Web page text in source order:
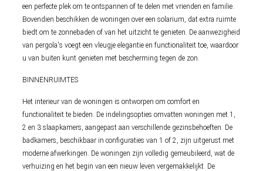
een perfecte plek om te ontspannen of te delen met vrienden en familie.
Bovendien beschikken de woningen over een solarium, dat extra ruimte
biedt om te zonnebaden of van het uitzicht te genieten. De aanwezigheid
van pergola's voegt een vleugje elegantie en functionaliteit toe, waardoor
u van buiten kunt genieten met bescherming tegen de zon.
BINNENRUIMTES
Het interieur van de woningen is ontworpen om comfort en
functionaliteit te bieden. De indelingsopties omvatten woningen met 1,
2 en 3 slaapkamers, aangepast aan verschillende gezinsbehoeften. De
badkamers, beschikbaar in configuraties van 1 of 2, zijn uitgerust met
moderne afwerkingen. De woningen zijn volledig gemeubileerd, wat de
verhuizing en het begin van een nieuw leven vergemakkelijkt. De